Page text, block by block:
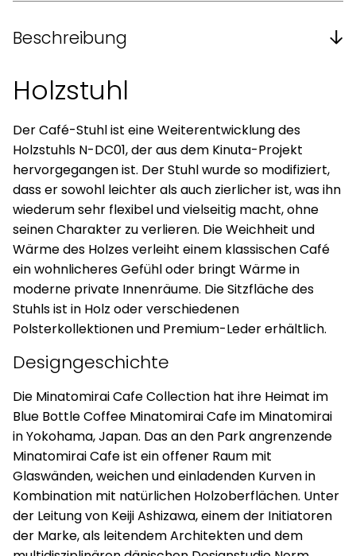
Beschreibung
Holzstuhl
Der Café-Stuhl ist eine Weiterentwicklung des
Holzstuhls N-DC01, der aus dem Kinuta-Projekt
hervorgegangen ist. Der Stuhl wurde so modifiziert,
dass er sowohl leichter als auch zierlicher ist, was ihn
wiederum sehr flexibel und vielseitig macht, ohne
seinen Charakter zu verlieren. Die Weichheit und
Wärme des Holzes verleiht einem klassischen Café
ein wohnlicheres Gefühl oder bringt Wärme in
moderne private Innenräume. Die Sitzfläche des
Stuhls ist in Holz oder verschiedenen
Polsterkollektionen und Premium-Leder erhältlich.
Designgeschichte
Die Minatomirai Cafe Collection hat ihre Heimat im
Blue Bottle Coffee Minatomirai Cafe im Minatomirai
in Yokohama, Japan. Das an den Park angrenzende
Minatomirai Cafe ist ein offener Raum mit
Glaswänden, weichen und einladenden Kurven in
Kombination mit natürlichen Holzoberflächen. Unter
der Leitung von Keiji Ashizawa, einem der Initiatoren
der Marke, als leitendem Architekten und dem